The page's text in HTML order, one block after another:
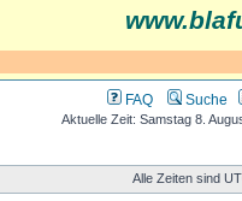
FAQ Suche
Aktuelle Zeit: Samstag 8.
Alle Zeiten sind